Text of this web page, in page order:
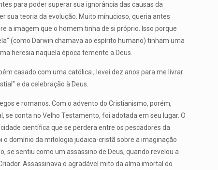
para poder superar sua ignorância das causas da
sua teoria da evolução. Muito minucioso, queria antes
a imagem que o homem tinha de si próprio. Isso porque
(como Darwin chamava ao espírito humano) tinham uma
heresia naquela época temente a Deus.
casado com uma católica , levei dez anos para me livrar
e da celebração à Deus.
e romanos. Com o advento do Cristianismo, porém,
se conta no Velho Testamento, foi adotada em seu lugar. O
científica que se perdera entre os pescadores da
domínio da mitologia judaica-cristã sobre a imaginação
se sentiu como um assassino de Deus, quando revelou a
Assassinava o agradável mito da alma imortal do